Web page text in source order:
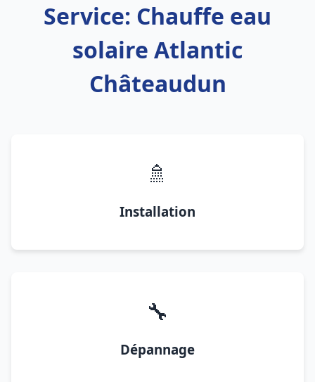
Service: Chauffe eau
solaire Atlantic
Châteaudun
🚿
Installation
🔧
Dépannage